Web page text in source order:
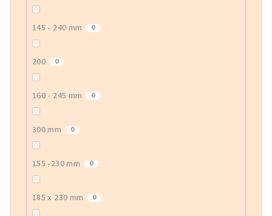
145 - 240 mm 0
200 0
160 - 245 mm 0
300 mm 0
155 -230 mm 0
185 x 230 mm 0